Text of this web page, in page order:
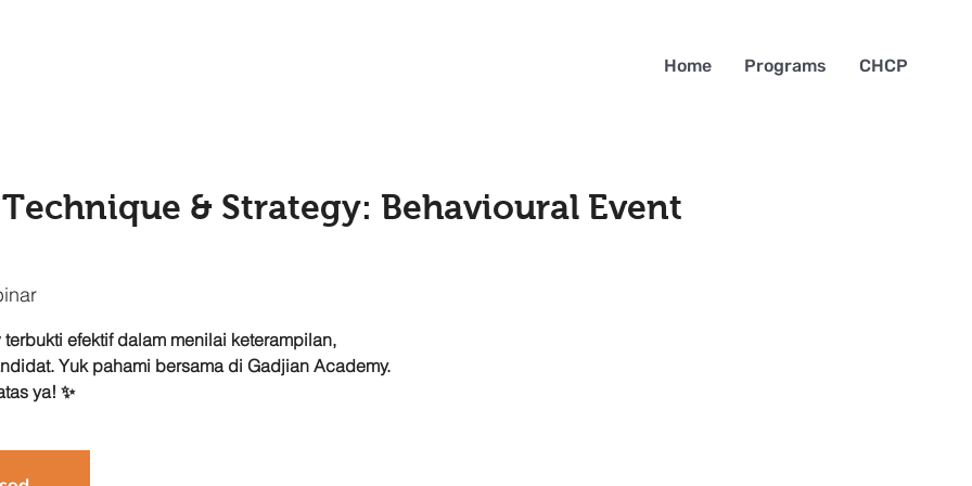
Home Programs CHCP
& Strategy: Behavioural Event
efektif dalam menilai keterampilan,
Yuk pahami bersama di Gadjian Academy.
ya! ✨